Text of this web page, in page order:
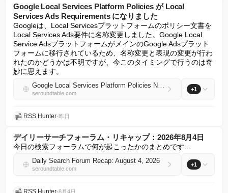
Google Local Services Platform Policies が Local
Services Ads Requirements になりました
Googleは、Local Servicesプラットフォームのポリシー文書を
Local Services Ads要件に名称変更しました。Google Local
Service AdsプラットフォームがメインのGoogle Adsプラット
フォームに移行されているため、名称変更と表現の変更が行わ
れたのかどうかは不明ですが、今このタイミングで行うのは奇
妙に思えます。
Google Local Services Platform Policies Now Local Services Ads Requirements
seroundtable.com
+1
RSS Hunter•昨日
デイリーサーチフォーラム・リキャップ：2026年8月4日
今日の検索フォーラムで何が起こったかのまとめです...
Daily Search Forum Recap: August 4, 2026
seroundtable.com
+1
RSS Hunter•8月4日